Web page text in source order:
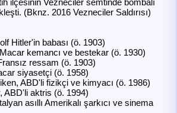
ilçesinin Vezneciler semtinde bombalı
(Bknz. 2016 Vezneciler Saldırısı)
Hitler'in babası (ö. 1903)
kemancı ve bestekar (ö. 1930)
ressam (ö. 1903)
siyasetçi (ö. 1958)
ABD'li fizikçi ve kimyacı (ö. 1986)
ABD'li aktris (ö. 1994)
asıllı Amerikalı şarkıcı ve sinema